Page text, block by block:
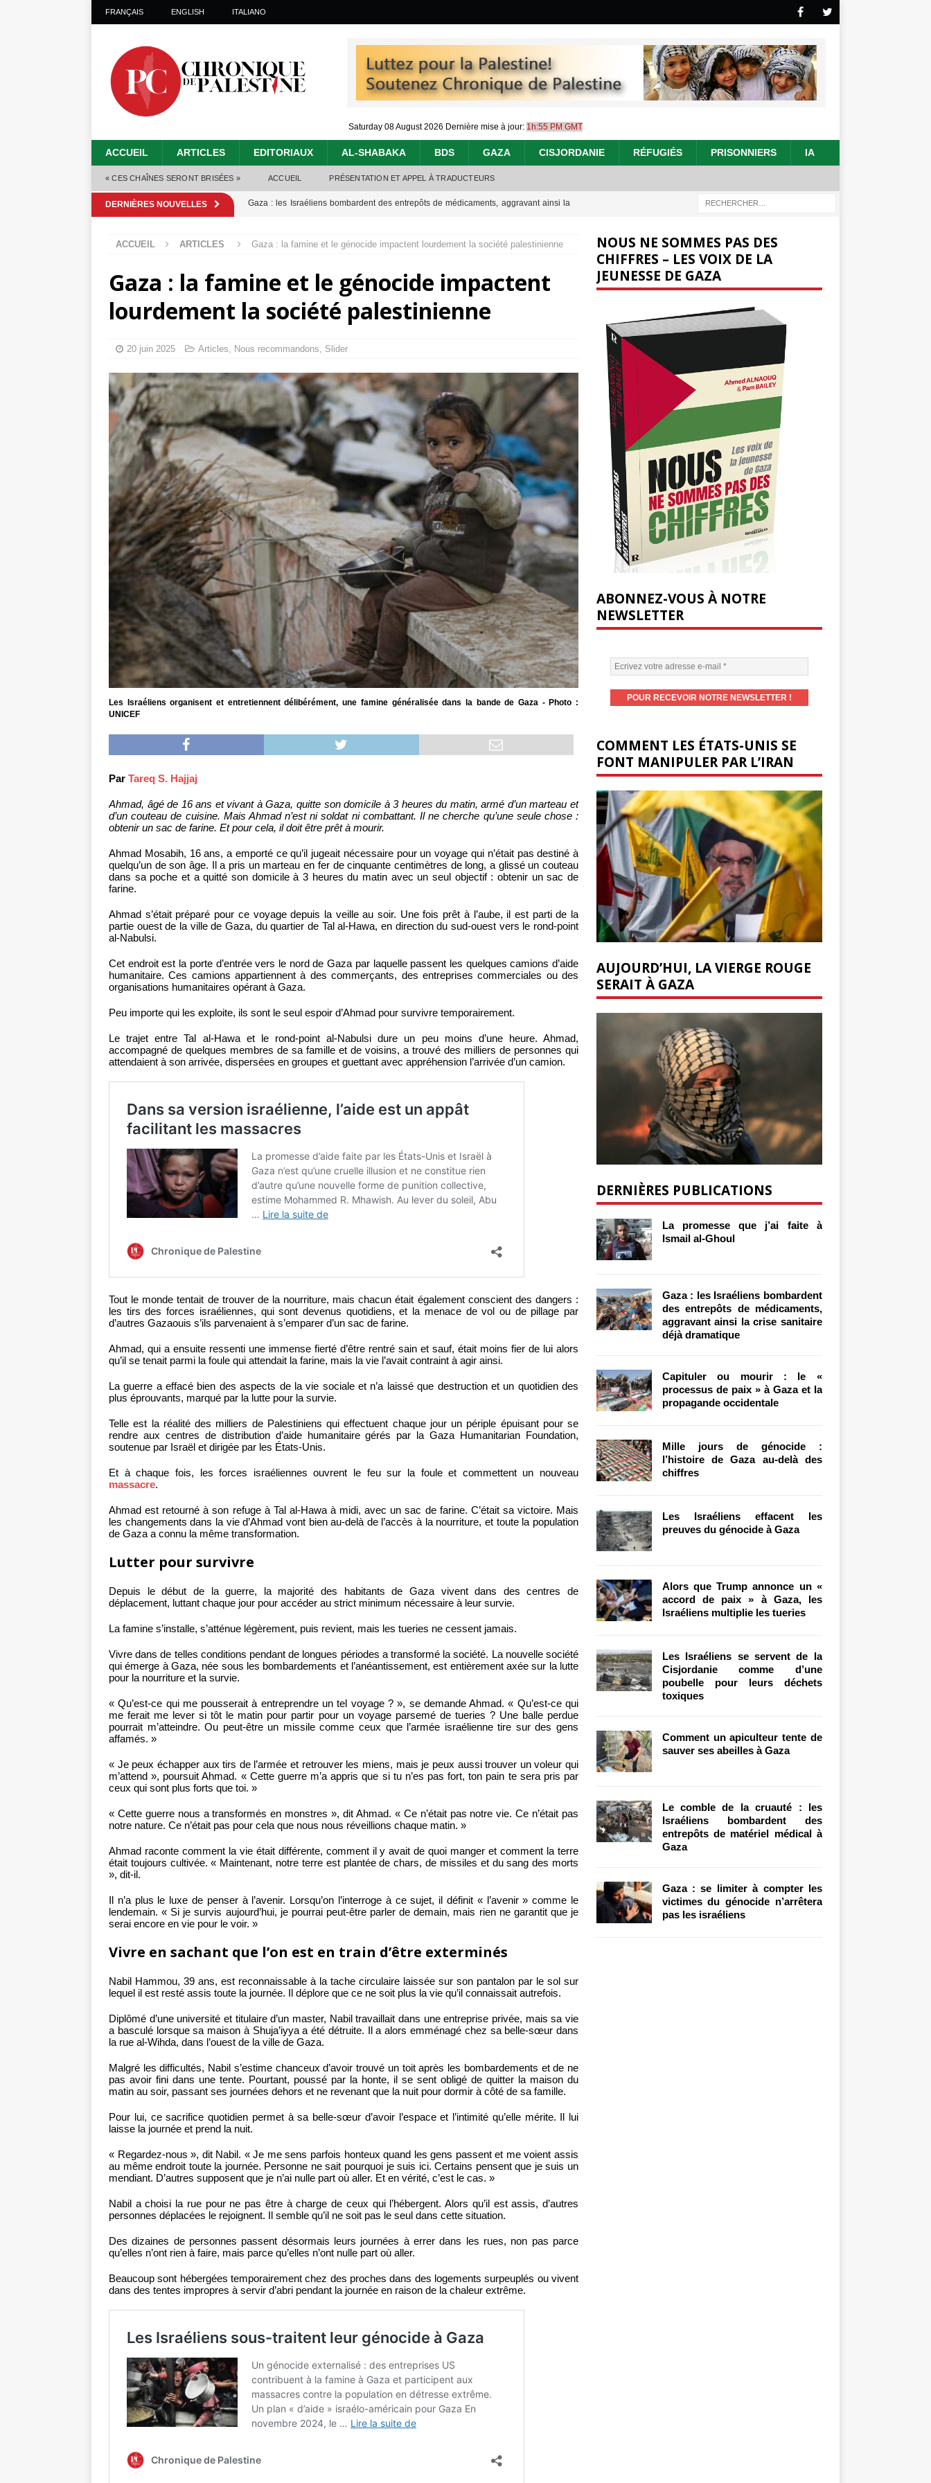
FRANÇAIS ENGLISH ITALIANO
Saturday 08 August 2026 Dernière mise à jour: 1h:55 PM GMT
ACCUEIL ARTICLES EDITORIAUX AL-SHABAKA BDS GAZA CISJORDANIE RÉFUGIÉS PRISONNIERS IA
« CES CHAÎNES SERONT BRISÉES » ACCUEIL PRÉSENTATION ET APPEL À TRADUCTEURS
DERNIÈRES NOUVELLES Gaza : les Israéliens bombardent des entrepôts de médicaments, aggravant ainsi la
Capituler ou mourir : le « processus de paix » à Gaza et la propagande occidentale
6 août 2026 ]
Mille jours de génocide : l’histoire de Gaza au-delà des chiffres
Les Israéliens effacent les preuves du génocide à Gaza [ 4 août 2026 ]
La promesse que j’ai faite à Ismail al-Ghoul
ACCUEIL ARTICLES Gaza : la famine et le génocide impactent lourdement la société palestinienne
Gaza : la famine et le génocide impactent
lourdement la société palestinienne
20 juin 2025 Articles, Nous recommandons, Slider
Les Israéliens organisent et entretiennent délibérément, une famine généralisée dans la bande de Gaza - Photo :
UNICEF
Par Tareq S. Hajjaj
Ahmad, âgé de 16 ans et vivant à Gaza, quitte son domicile à 3 heures du matin, armé d’un marteau et
d’un couteau de cuisine. Mais Ahmad n’est ni soldat ni combattant. Il ne cherche qu’une seule chose :
obtenir un sac de farine. Et pour cela, il doit être prêt à mourir.
Ahmad Mosabih, 16 ans, a emporté ce qu’il jugeait nécessaire pour un voyage qui n’était pas destiné à
quelqu’un de son âge. Il a pris un marteau en fer de cinquante centimètres de long, a glissé un couteau
dans sa poche et a quitté son domicile à 3 heures du matin avec un seul objectif : obtenir un sac de
farine.
Ahmad s’était préparé pour ce voyage depuis la veille au soir. Une fois prêt à l’aube, il est parti de la
partie ouest de la ville de Gaza, du quartier de Tal al-Hawa, en direction du sud-ouest vers le rond-point
al-Nabulsi.
Cet endroit est la porte d’entrée vers le nord de Gaza par laquelle passent les quelques camions d’aide
humanitaire. Ces camions appartiennent à des commerçants, des entreprises commerciales ou des
organisations humanitaires opérant à Gaza.
Peu importe qui les exploite, ils sont le seul espoir d’Ahmad pour survivre temporairement.
Le trajet entre Tal al-Hawa et le rond-point al-Nabulsi dure un peu moins d’une heure. Ahmad,
accompagné de quelques membres de sa famille et de voisins, a trouvé des milliers de personnes qui
attendaient à son arrivée, dispersées en groupes et guettant avec appréhension l’arrivée d’un camion.
Tout le monde tentait de trouver de la nourriture, mais chacun était également conscient des dangers :
les tirs des forces israéliennes, qui sont devenus quotidiens, et la menace de vol ou de pillage par
d’autres Gazaouis s’ils parvenaient à s’emparer d’un sac de farine.
Ahmad, qui a ensuite ressenti une immense fierté d’être rentré sain et sauf, était moins fier de lui alors
qu’il se tenait parmi la foule qui attendait la farine, mais la vie l’avait contraint à agir ainsi.
La guerre a effacé bien des aspects de la vie sociale et n’a laissé que destruction et un quotidien des
plus éprouvants, marqué par la lutte pour la survie.
Telle est la réalité des milliers de Palestiniens qui effectuent chaque jour un périple épuisant pour se
rendre aux centres de distribution d’aide humanitaire gérés par la Gaza Humanitarian Foundation,
soutenue par Israël et dirigée par les États-Unis.
Et à chaque fois, les forces israéliennes ouvrent le feu sur la foule et commettent un nouveau
massacre.
Ahmad est retourné à son refuge à Tal al-Hawa à midi, avec un sac de farine. C’était sa victoire. Mais
les changements dans la vie d’Ahmad vont bien au-delà de l’accès à la nourriture, et toute la population
de Gaza a connu la même transformation.
Lutter pour survivre
Depuis le début de la guerre, la majorité des habitants de Gaza vivent dans des centres de
déplacement, luttant chaque jour pour accéder au strict minimum nécessaire à leur survie.
La famine s’installe, s’atténue légèrement, puis revient, mais les tueries ne cessent jamais.
Vivre dans de telles conditions pendant de longues périodes a transformé la société. La nouvelle société
qui émerge à Gaza, née sous les bombardements et l’anéantissement, est entièrement axée sur la lutte
pour la nourriture et la survie.
« Qu’est-ce qui me pousserait à entreprendre un tel voyage ? », se demande Ahmad. « Qu’est-ce qui
me ferait me lever si tôt le matin pour partir pour un voyage parsemé de tueries ? Une balle perdue
pourrait m’atteindre. Ou peut-être un missile comme ceux que l’armée israélienne tire sur des gens
affamés. »
« Je peux échapper aux tirs de l’armée et retrouver les miens, mais je peux aussi trouver un voleur qui
m’attend », poursuit Ahmad. « Cette guerre m’a appris que si tu n’es pas fort, ton pain te sera pris par
ceux qui sont plus forts que toi. »
« Cette guerre nous a transformés en monstres », dit Ahmad. « Ce n’était pas notre vie. Ce n’était pas
notre nature. Ce n’était pas pour cela que nous nous réveillions chaque matin. »
Ahmad raconte comment la vie était différente, comment il y avait de quoi manger et comment la terre
était toujours cultivée. « Maintenant, notre terre est plantée de chars, de missiles et du sang des morts
», dit-il.
Il n’a plus le luxe de penser à l’avenir. Lorsqu’on l’interroge à ce sujet, il définit « l’avenir » comme le
lendemain. « Si je survis aujourd’hui, je pourrai peut-être parler de demain, mais rien ne garantit que je
serai encore en vie pour le voir. »
Vivre en sachant que l’on est en train d’être exterminés
Nabil Hammou, 39 ans, est reconnaissable à la tache circulaire laissée sur son pantalon par le sol sur
lequel il est resté assis toute la journée. Il déplore que ce ne soit plus la vie qu’il connaissait autrefois.
Diplômé d’une université et titulaire d’un master, Nabil travaillait dans une entreprise privée, mais sa vie
a basculé lorsque sa maison à Shuja’iyya a été détruite. Il a alors emménagé chez sa belle-sœur dans
la rue al-Wihda, dans l’ouest de la ville de Gaza.
Malgré les difficultés, Nabil s’estime chanceux d’avoir trouvé un toit après les bombardements et de ne
pas avoir fini dans une tente. Pourtant, poussé par la honte, il se sent obligé de quitter la maison du
matin au soir, passant ses journées dehors et ne revenant que la nuit pour dormir à côté de sa famille.
Pour lui, ce sacrifice quotidien permet à sa belle-sœur d’avoir l’espace et l’intimité qu’elle mérite. Il lui
laisse la journée et prend la nuit.
« Regardez-nous », dit Nabil. « Je me sens parfois honteux quand les gens passent et me voient assis
au même endroit toute la journée. Personne ne sait pourquoi je suis ici. Certains pensent que je suis un
mendiant. D’autres supposent que je n’ai nulle part où aller. Et en vérité, c’est le cas. »
Nabil a choisi la rue pour ne pas être à charge de ceux qui l’hébergent. Alors qu’il est assis, d’autres
personnes déplacées le rejoignent. Il semble qu’il ne soit pas le seul dans cette situation.
Des dizaines de personnes passent désormais leurs journées à errer dans les rues, non pas parce
qu’elles n’ont rien à faire, mais parce qu’elles n’ont nulle part où aller.
Beaucoup sont hébergées temporairement chez des proches dans des logements surpeuplés ou vivent
dans des tentes impropres à servir d’abri pendant la journée en raison de la chaleur extrême.
NOUS NE SOMMES PAS DES
CHIFFRES – LES VOIX DE LA
JEUNESSE DE GAZA
ABONNEZ-VOUS À NOTRE
NEWSLETTER
COMMENT LES ÉTATS-UNIS SE
FONT MANIPULER PAR L’IRAN
AUJOURD’HUI, LA VIERGE ROUGE
SERAIT À GAZA
DERNIÈRES PUBLICATIONS
La promesse que j’ai faite à
Ismail al-Ghoul
Gaza : les Israéliens bombardent
des entrepôts de médicaments,
aggravant ainsi la crise sanitaire
déjà dramatique
Capituler ou mourir : le «
processus de paix » à Gaza et la
propagande occidentale
Mille jours de génocide :
l’histoire de Gaza au-delà des
chiffres
Les Israéliens effacent les
preuves du génocide à Gaza
Alors que Trump annonce un «
accord de paix » à Gaza, les
Israéliens multiplie les tueries
Les Israéliens se servent de la
Cisjordanie comme d’une
poubelle pour leurs déchets
toxiques
Comment un apiculteur tente de
sauver ses abeilles à Gaza
Le comble de la cruauté : les
Israéliens bombardent des
entrepôts de matériel médical à
Gaza
Gaza : se limiter à compter les
victimes du génocide n’arrêtera
pas les israéliens